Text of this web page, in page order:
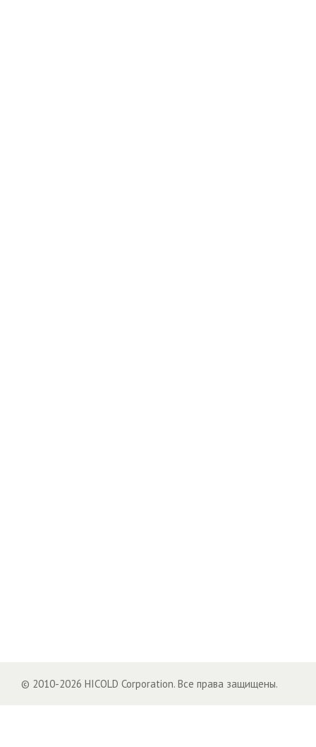
© 2010-2026 HICOLD Corporation. Все права защищены.